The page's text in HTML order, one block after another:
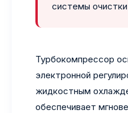
системы
Турбокомпрессор
электронной
жидкостным
обеспечивает